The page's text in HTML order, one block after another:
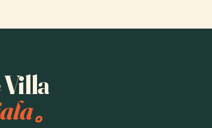
。